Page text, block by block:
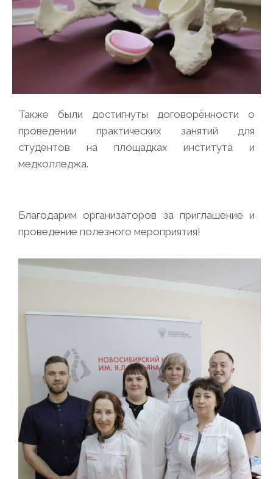
Также были достигнуты договорённости о
проведении практических занятий для
студентов на площадках института и
медколледжа.
Благодарим организаторов за приглашение и
проведение полезного мероприятия!